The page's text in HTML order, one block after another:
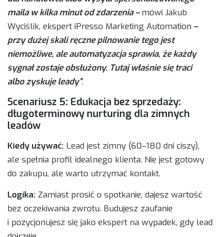
maila w kilka minut od zdarzenia –mówi Jakub
Wyciślik, ekspert iPresso Marketing Automation –
przy dużej skali ręczne pilnowanie tego jest
niemożliwe, ale automatyzacja sprawia, że każdy
sygnał zostaje obsłużony. Tutaj właśnie się traci
albo zyskuje leady”.
Scenariusz 5: Edukacja bez sprzedaży:
długoterminowy nurturing dla zimnych
leadów
Kiedy używać: Lead jest zimny (60–180 dni ciszy),
ale spełnia profil idealnego klienta. Nie jest gotowy
do zakupu, ale warto utrzymać kontakt.
Logika: Zamiast prosić o spotkanie, dajesz wartość
bez oczekiwania zwrotu. Budujesz zaufanie
i pozycjonujesz się jako ekspert na wypadek, gdy lead